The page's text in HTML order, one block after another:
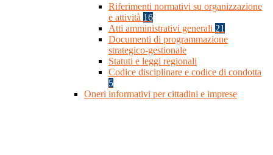
Riferimenti normativi su organizzazione
e attività 16
Atti amministrativi generali 21
Documenti di programmazione
strategico-gestionale
Statuti e leggi regionali
Codice disciplinare e codice di condotta
5
Oneri informativi per cittadini e imprese